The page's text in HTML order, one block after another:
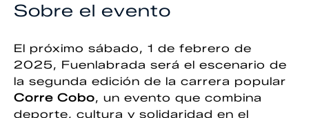
Sobre el evento
El próximo sábado, 1 de febrero de
2025, Fuenlabrada será el escenario de
la segunda edición de la carrera popular
Corre Cobo, un evento que combina
deporte, cultura y solidaridad en el